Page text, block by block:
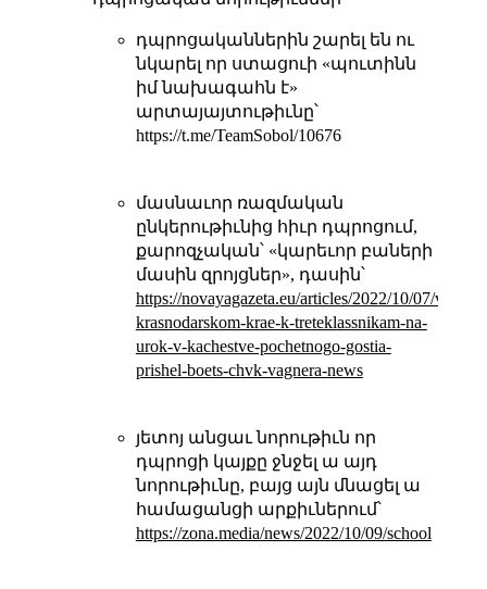
դպրոցականներին շարել են ու
նկարել որ ստացուի «պուտինն
իմ նախագահն է»
արտայայտութիւնը՝
https://t.me/TeamSobol/10676
մասնաւոր ռազմական
ընկերութիւնից հիւր դպրոցում,
քարոզչական՝ «կարեւոր բաների
մասին զրոյցներ», դասին՝
https://novayagazeta.eu/articles/2022/10/07/v-
krasnodarskom-krae-k-treteklassnikam-na-
urok-v-kachestve-pochetnogo-gostia-
prishel-boets-chvk-vagnera-news
յետոյ անցաւ նորութիւն որ
դպրոցի կայքը ջնջել ա այդ
նորութիւնը, բայց այն մնացել ա
համացանցի արքիւներում՝
https://zona.media/news/2022/10/09/school